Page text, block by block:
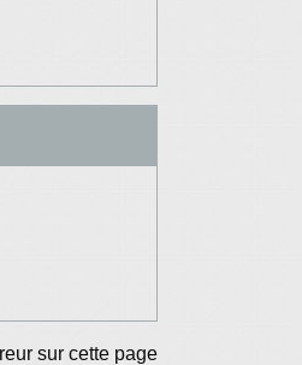
sur cette page